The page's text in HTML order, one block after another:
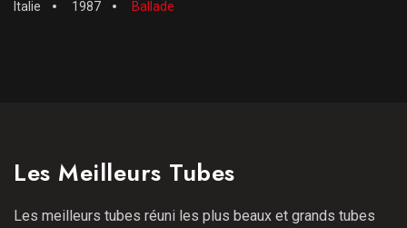
Italie 1987 Ballade
Les Meilleurs Tubes
Les meilleurs tubes réuni les plus beaux et grands tubes